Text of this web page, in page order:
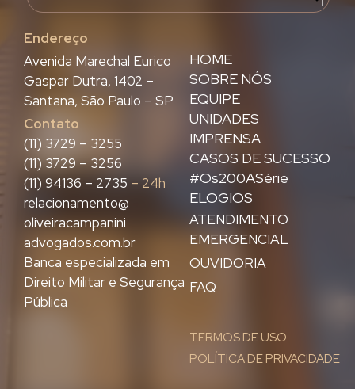
Endereço
HOME
SOBRE NÓS
EQUIPE
UNIDADES
IMPRENSA
CASOS DE SUCESSO
#Os200ASérie
ELOGIOS
ATENDIMENTO
EMERGENCIAL
OUVIDORIA
FAQ
TERMOS DE USO
POLÍTICA DE PRIVACIDADE
Avenida Marechal Eurico
Gaspar Dutra, 1402 –
Santana, São Paulo – SP
Contato
(11) 3729 – 3255
(11) 3729 – 3256
(11) 94136 – 2735 – 24h
relacionamento@
oliveiracampanini
advogados.com.br
Banca especializada em
Direito Militar e Segurança
Pública